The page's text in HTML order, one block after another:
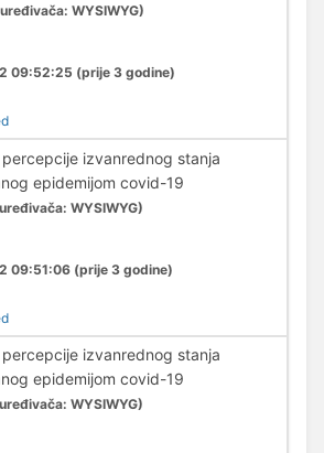
WYSIWYG)
09:52:25 (prije 3 godine)
percepcije izvanrednog stanja
epidemijom covid-19
WYSIWYG)
09:51:06 (prije 3 godine)
percepcije izvanrednog stanja
epidemijom covid-19
WYSIWYG)